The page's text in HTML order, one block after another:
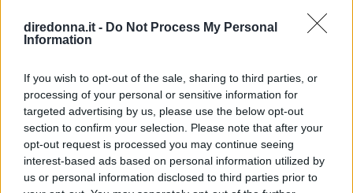
diredonna.it - Do Not Process My Personal
Information
If you wish to opt-out of the sale, sharing to third parties, or
processing of your personal or sensitive information for
targeted advertising by us, please use the below opt-out
section to confirm your selection. Please note that after your
opt-out request is processed you may continue seeing
interest-based ads based on personal information utilized by
us or personal information disclosed to third parties prior to